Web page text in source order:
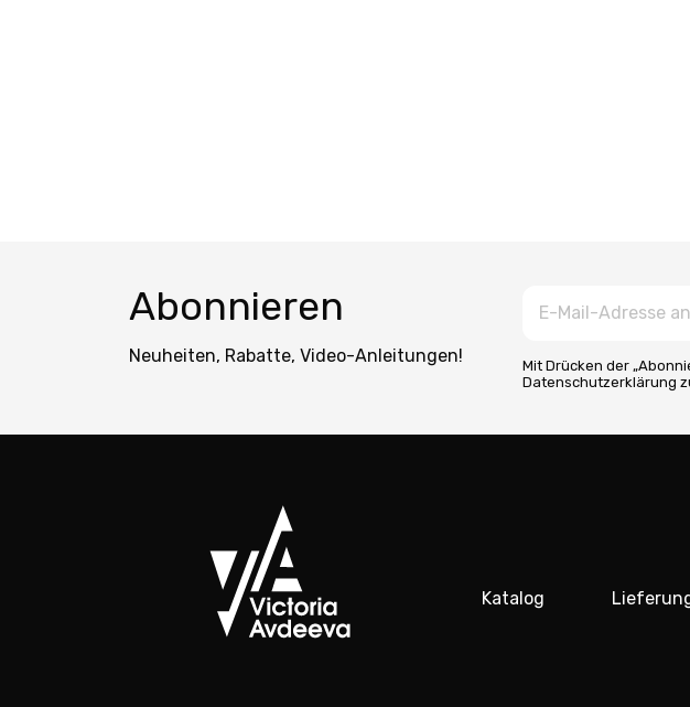
Abonnieren
Neuheiten, Rabatte, Video-Anleitungen!
Mit Drücken der
Datenschutzerklärung
Katalog